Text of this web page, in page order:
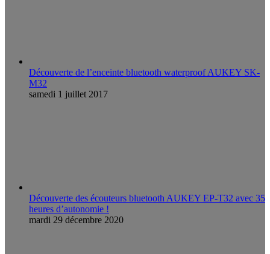
Découverte de l’enceinte bluetooth waterproof AUKEY SK-
M32
samedi 1 juillet 2017
Découverte des écouteurs bluetooth AUKEY EP-T32 avec 35
heures d’autonomie !
mardi 29 décembre 2020